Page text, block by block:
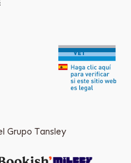
Grupo Tansley